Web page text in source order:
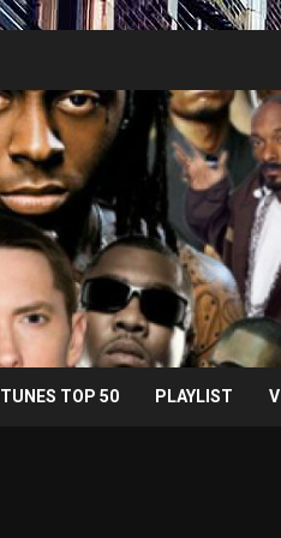
ITUNES TOP 50 PLAYLIST